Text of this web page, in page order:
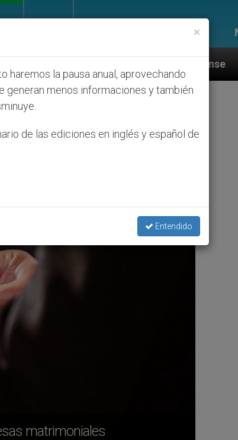
nicaragüense Aumenta el
matrimoniales
×
haremos la pausa anual, aprovechando
generan menos informaciones y también
de las ediciones en inglés y español de
Entendido